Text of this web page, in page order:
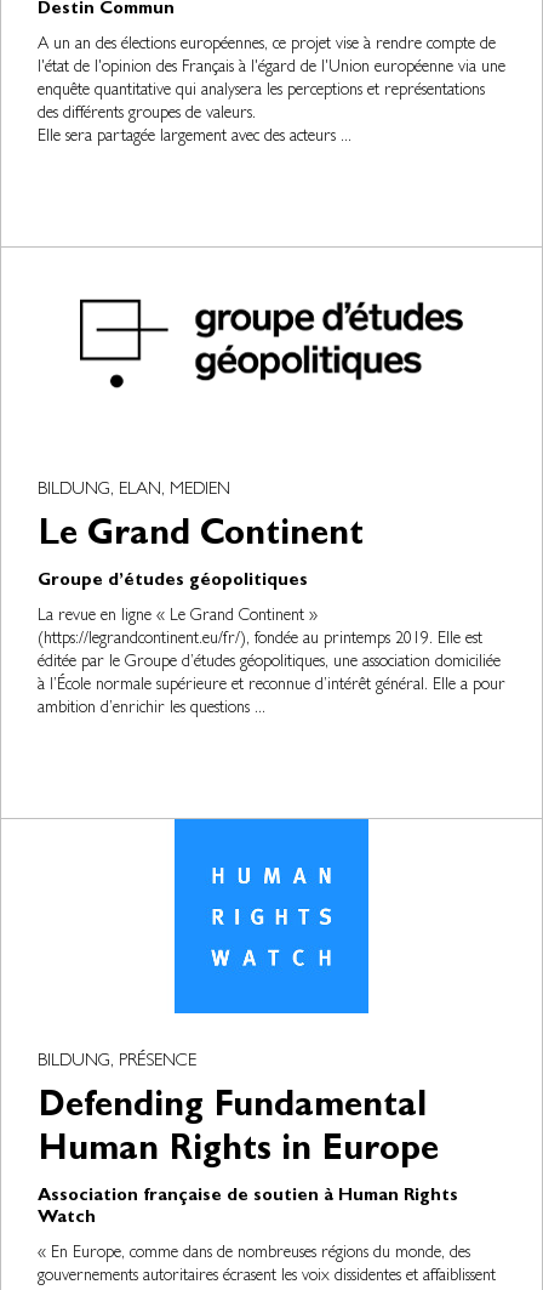
Destin Commun
A un an des élections européennes, ce projet vise à rendre compte de
l'état de l'opinion des Français à l'égard de l'Union européenne via une
enquête quantitative qui analysera les perceptions et représentations
des différents groupes de valeurs.
Elle sera partagée largement avec des acteurs ...
BILDUNG, ELAN, MEDIEN
Le Grand Continent
Groupe d’études géopolitiques
La revue en ligne « Le Grand Continent »
(https://legrandcontinent.eu/fr/), fondée au printemps 2019. Elle est
éditée par le Groupe d’études géopolitiques, une association domiciliée
à l’École normale supérieure et reconnue d’intérêt général. Elle a pour
ambition d’enrichir les questions ...
BILDUNG, PRÉSENCE
Defending Fundamental
Human Rights in Europe
Association française de soutien à Human Rights
Watch
« En Europe, comme dans de nombreuses régions du monde, des
gouvernements autoritaires écrasent les voix dissidentes et affaiblissent